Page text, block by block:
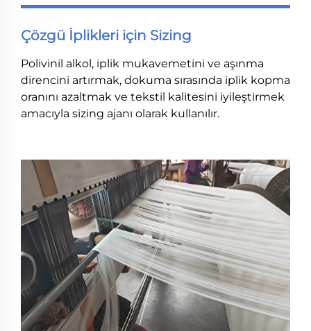
Çözgü İplikleri için Sizing
Polivinil alkol, iplik mukavemetini ve aşınma
direncini artırmak, dokuma sırasında iplik kopma
oranını azaltmak ve tekstil kalitesini iyileştirmek
amacıyla sizing ajanı olarak kullanılır.